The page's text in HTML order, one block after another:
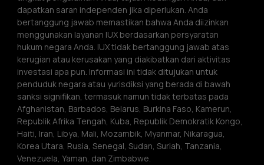
dapatkan saran independen jika diperlukan. Anda
bertanggung jawab memastikan bahwa Anda diizinkan
menggunakan layanan IUX berdasarkan persyaratan
hukum negara Anda. IUX tidak bertanggung jawab atas
kerugian atau kerusakan yang diakibatkan dari aktivitas
investasi apa pun. Informasi ini tidak ditujukan untuk
penduduk negara atau yurisdiksi yang berada di bawah
sanksi signifikan, termasuk namun tidak terbatas pada
Afghanistan, Barbados, Belarus, Burkina Faso, Kamerun,
Republik Afrika Tengah, Kuba, Republik Demokratik Kongo,
Haiti, Iran, Libya, Mali, Mozambik, Myanmar, Nikaragua,
Korea Utara, Rusia, Senegal, Sudan, Suriah, Tanzania,
Venezuela, Yaman, dan Zimbabwe.